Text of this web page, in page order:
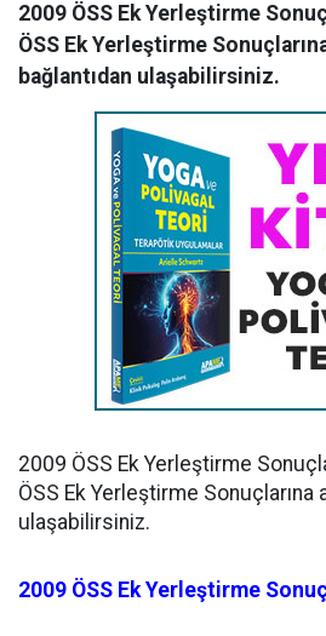
2009 ÖSS Ek Yerleştirme
ÖSS Ek Yerleştirme
bağlantıdan ulaşabilirsiniz.
2009 ÖSS Ek Yerleştirme
ÖSS Ek Yerleştirme Sonuçlarına
ulaşabilirsiniz.
2009 ÖSS Ek Yerleştirme